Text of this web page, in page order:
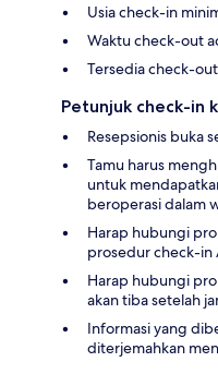
Usia check-in
Waktu check-out
Tersedia check-
Petunjuk check-in
Resepsionis buka
Tamu harus
untuk
beroperasi dalam
Harap hubungi
prosedur check-in
Harap hubungi
akan tiba setelah
Informasi yang
diterjemahkan